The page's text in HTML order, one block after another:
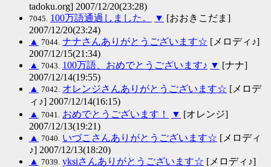
tadoku.org] 2007/12/20(23:28)
7045. 100万語通過しました。 ▼ [おおきこだま]
2007/12/20(23:24)
▲ 7044. ナナさんありがとうございます☆ [メロディ♪]
2007/12/15(21:34)
▲ 7043. 100万語、おめでとうございます♪ ▼ [ナナ]
2007/12/14(19:55)
▲ 7042. オレンジさんありがとうございます☆ [メロデ
ィ♪] 2007/12/14(16:15)
▲ 7041. おめでとうございます！ ▼ [オレンジ]
2007/12/13(19:21)
▲ 7040. いづこさんありがとうございます☆ [メロディ
♪] 2007/12/13(18:20)
▲ 7039. yksiさんありがとうございます☆ [メロディ♪]